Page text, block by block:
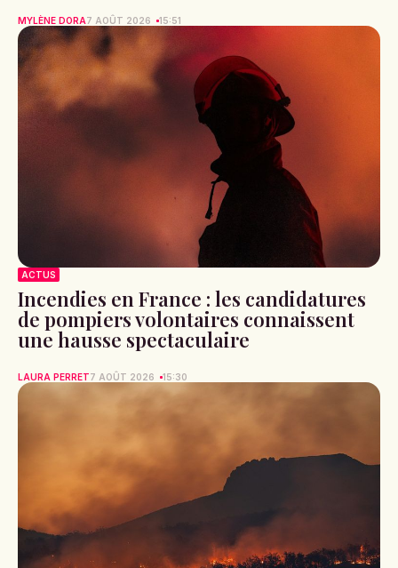
MYLÈNE DORA7 AOÛT 2026 15:51
ACTUS
Incendies en France : les candidatures
de pompiers volontaires connaissent
une hausse spectaculaire
LAURA PERRET7 AOÛT 2026 15:30